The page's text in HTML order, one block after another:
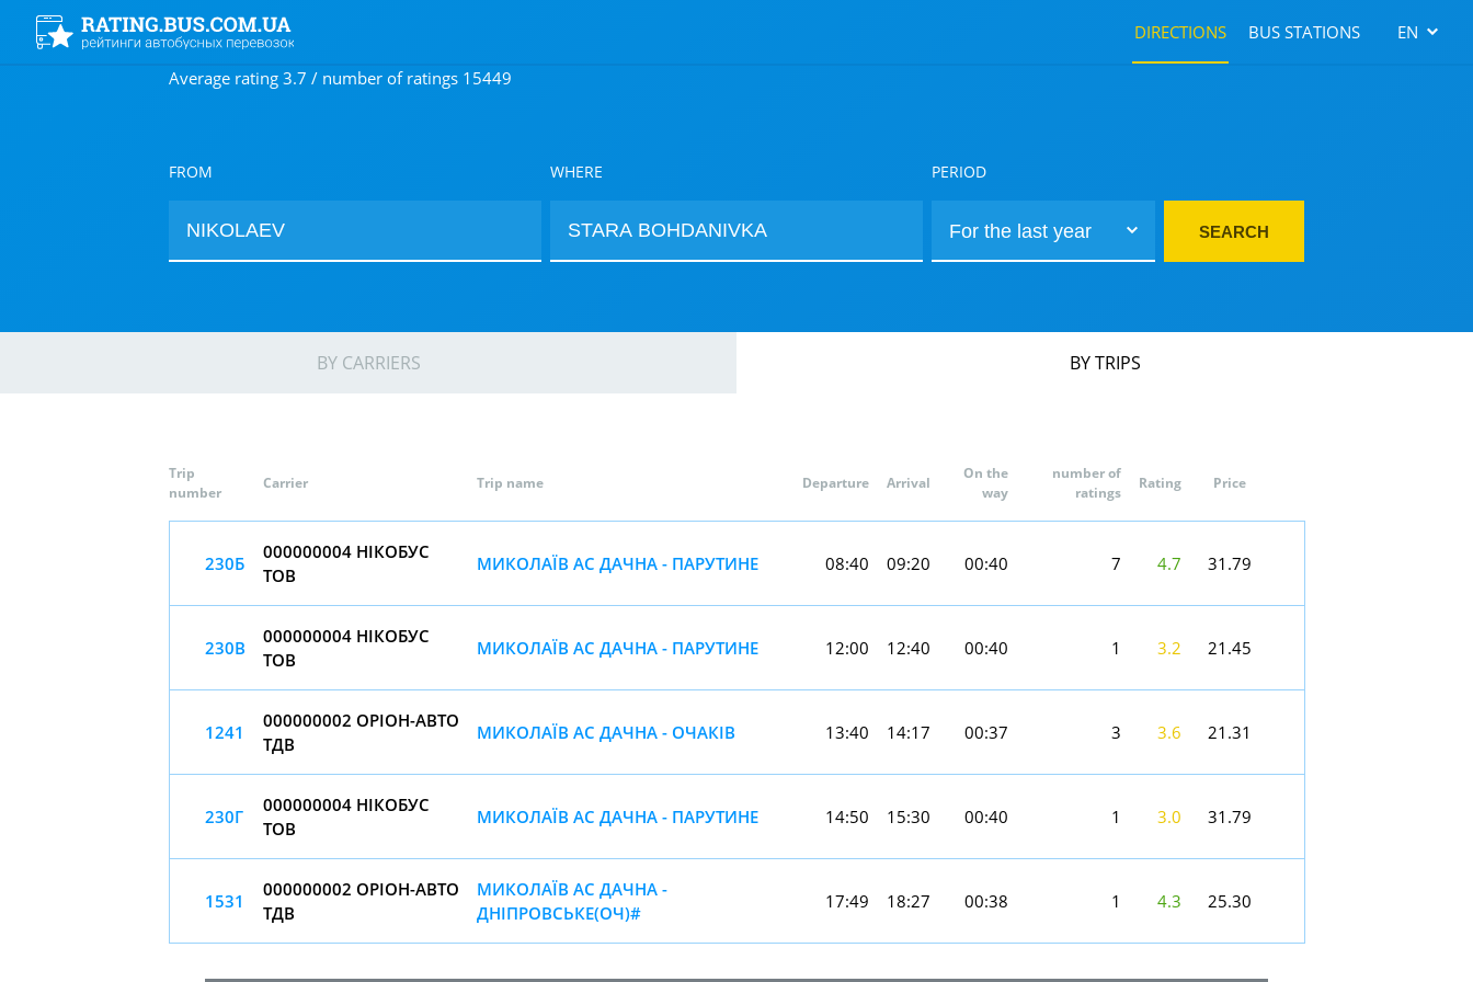
DIRECTIONS BUS STATIONS EN
Average rating 3.7 / number of ratings 15449
FROM WHERE PERIOD
SEARCH
BY CARRIERS BY TRIPS
Trip
number
Carrier Trip name Departure Arrival
On the
way
number of
ratings
Rating Price
230Б
000000004 НІКОБУС
ТОВ
МИКОЛАЇВ АС ДАЧНА - ПАРУТИНЕ 08:40 09:20 00:40 7 4.7 31.79
230В
000000004 НІКОБУС
ТОВ
МИКОЛАЇВ АС ДАЧНА - ПАРУТИНЕ 12:00 12:40 00:40 1 3.2 21.45
1241
000000002 ОРІОН-АВТО
ТДВ
МИКОЛАЇВ АС ДАЧНА - ОЧАКІВ 13:40 14:17 00:37 3 3.6 21.31
230Г
000000004 НІКОБУС
ТОВ
МИКОЛАЇВ АС ДАЧНА - ПАРУТИНЕ 14:50 15:30 00:40 1 3.0 31.79
1531
000000002 ОРІОН-АВТО
ТДВ
МИКОЛАЇВ АС ДАЧНА -
ДНІПРОВСЬКЕ(ОЧ)#
17:49 18:27 00:38 1 4.3 25.30